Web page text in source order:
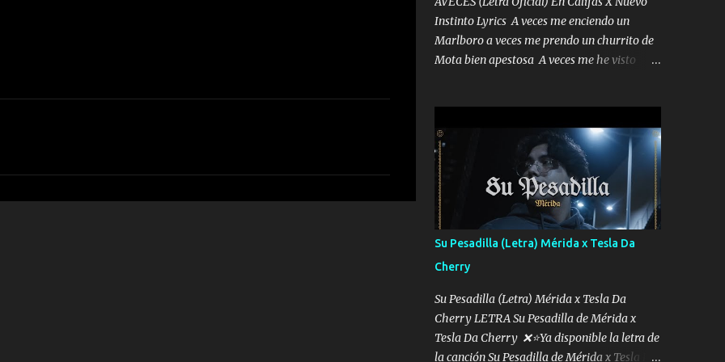
Instinto Lyrics A veces me enciendo un
Marlboro a veces me prendo un churrito de
Mota bien apestosa A veces me he visto
me mandó yo tengo el control a todos yo les
paro el dedo soy hocicon un malcriado un
malandrón Que Les importa no saben nada
falsas las risas las que me miran hay gente
corriente no quieren verte subir de level
trucha mis plebes Música A veces me pongo
un sombrero a veces me ven la cachucha de
lado con la mirada siempre en alto A veces
me fajó una super o a veces me fajó una
Glock siempre armado todas las
generaciones yo traigo El chiste es que hago
lo que quiero pues así soy me mandó yo
Su Pesadilla (Letra) Mérida x Tesla Da
Cherry
Su Pesadilla (Letra) Mérida x Tesla Da
Cherry LETRA Su Pesadilla de Mérida x
Tesla Da Cherry ❌⭐Ya disponible la letra de
la canción Su Pesadilla de Mérida x Tesla Da